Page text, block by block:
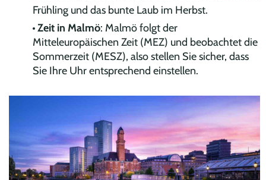
Frühling und das bunte Laub im Herbst.
Zeit in Malmö: Malmö folgt der
Mitteleuropäischen Zeit (MEZ) und beobachtet die
Sommerzeit (MESZ), also stellen Sie sicher, dass
Sie Ihre Uhr entsprechend einstellen.